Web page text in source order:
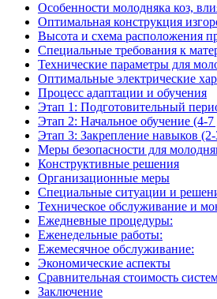
Особенности молодняка коз,
Оптимальная конструкция
Высота и схема расположения
Специальные требования к
Технические параметры для
Оптимальные электрические
Процесс адаптации и обучения
Этап 1: Подготовительный
Этап 2: Начальное обучение (4-7
Этап 3: Закрепление навыков (2-
Меры безопасности для
Конструктивные решения
Организационные меры
Специальные ситуации и
Техническое обслуживание и
Ежедневные процедуры:
Еженедельные работы:
Ежемесячное обслуживание:
Экономические аспекты
Сравнительная стоимость
Заключение